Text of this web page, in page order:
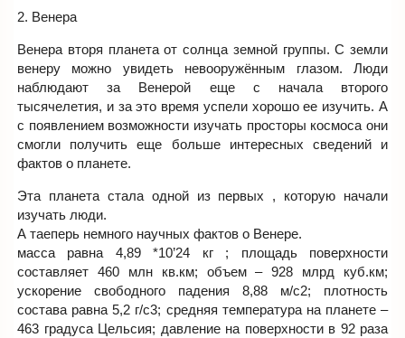
2. Венера
Венера вторя планета от солнца земной группы. С земли
венеру можно увидеть невооружённым глазом. Люди
наблюдают за Венерой еще с начала второго
тысячелетия, и за это время успели хорошо ее изучить. А
с появлением возможности изучать просторы космоса они
смогли получить еще больше интересных сведений и
фактов о планете.
Эта планета стала одной из первых , которую начали
изучать люди.
А таеперь немного научных фактов о Венере.
масса равна 4,89 *10’24 кг ; площадь поверхности
составляет 460 млн кв.км; объем – 928 млрд куб.км;
ускорение свободного падения 8,88 м/с2; плотность
состава равна 5,2 г/с3; средняя температура на планете –
463 градуса Цельсия; давление на поверхности в 92 раза